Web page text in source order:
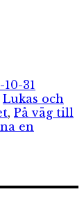
10-31
Lukas och
, På väg till
en